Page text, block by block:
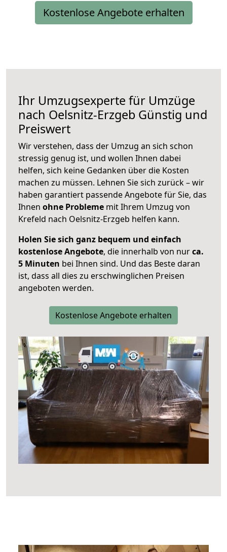
Kostenlose Angebote erhalten
Ihr Umzugsexperte für Umzüge
nach Oelsnitz-Erzgeb Günstig und
Preiswert
Wir verstehen, dass der Umzug an sich schon
stressig genug ist, und wollen Ihnen dabei
helfen, sich keine Gedanken über die Kosten
machen zu müssen. Lehnen Sie sich zurück – wir
haben garantiert passende Angebote für Sie, das
Ihnen ohne Probleme mit Ihrem Umzug von
Krefeld nach Oelsnitz-Erzgeb helfen kann.
Holen Sie sich ganz bequem und einfach
kostenlose Angebote, die innerhalb von nurca.
5 Minuten bei Ihnen sind. Und das Beste daran
ist, dass all dies zu erschwinglichen Preisen
angeboten werden.
Kostenlose Angebote erhalten